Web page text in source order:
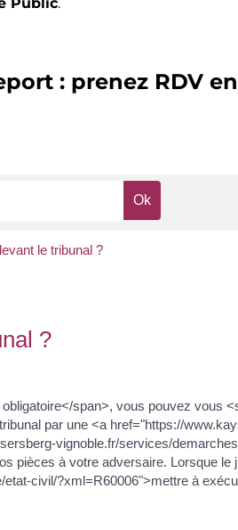
: prenez RDV
le tribunal ?
?
span>, vous pouvez vous
par une <a href="https://
vignoble.fr/services/
pièces à votre adversaire. Lorsque
civil/?xml=R60006">mettre à